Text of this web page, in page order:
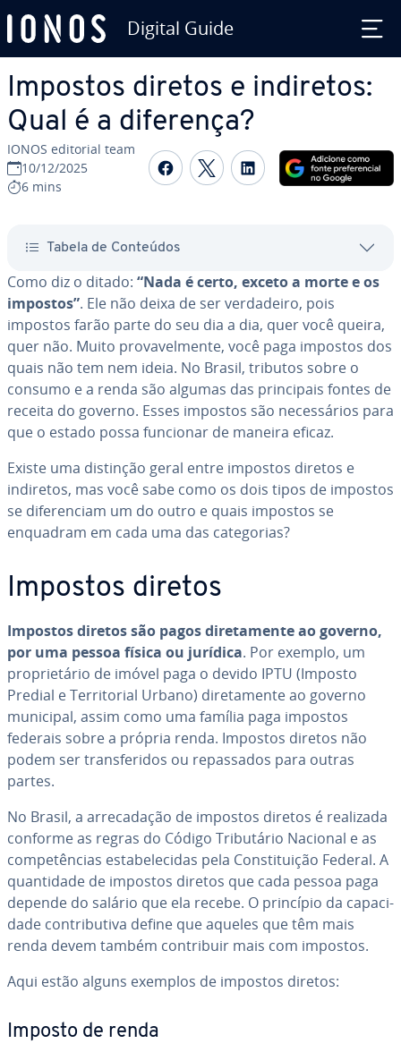
Digital Guide
Impostos diretos e indiretos:
Qual é a diferença?
IONOS editorial team
10/12/2025
6 mins
Com­par­ti­lhar no
Com­par­ti­lhar no
Com­par­ti­lhar
Tabela de Conteúdos
Como diz o ditado: “Nada é certo, exceto a morte e os
impostos”. Ele não deixa de ser ver­da­deiro, pois
impostos farão parte do seu dia a dia, quer você queira,
quer não. Muito pro­va­vel­mente, você paga impostos dos
quais não tem nem ideia. No Brasil, tributos sobre o
consumo e a renda são algumas das prin­ci­pais fontes de
receita do governo. Esses impostos são ne­ces­sá­rios para
que o estado possa funcionar de maneira eficaz.
Existe uma distinção geral entre impostos diretos e
indiretos, mas você sabe como os dois tipos de impostos
se di­fe­ren­ciam um do outro e quais impostos se
enquadram em cada uma das ca­te­go­rias?
Impostos diretos
Impostos diretos são pagos di­re­ta­mente ao governo,
por uma pessoa física ou jurídica. Por exemplo, um
pro­pri­e­tá­rio de imóvel paga o devido IPTU (Imposto
Predial e Ter­ri­to­rial Urbano) di­re­ta­mente ao governo
municipal, assim como uma família paga impostos
federais sobre a própria renda. Impostos diretos não
podem ser trans­fe­ri­dos ou re­pas­sa­dos para outras
partes.
No Brasil, a ar­re­ca­da­ção de impostos diretos é realizada
conforme as regras do Código Tri­bu­tá­rio Nacional e as
com­pe­tên­cias es­ta­be­le­ci­das pela Cons­ti­tui­ção Federal. A
quan­ti­dade de impostos diretos que cada pessoa paga
depende do salário que ela recebe. O princípio da ca­pa­ci­
dade con­tri­bu­tiva define que aqueles que têm mais
renda devem também con­tri­buir mais com impostos.
Aqui estão alguns exemplos de impostos diretos:
Imposto de renda